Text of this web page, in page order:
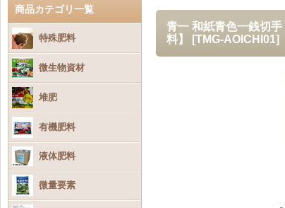
商品カテゴリ一覧
特殊肥料
微生物資材
堆肥
有機肥料
液体肥料
微量要素
青一 和紙青色一銭切
料】
[TMG-AOICHI01]